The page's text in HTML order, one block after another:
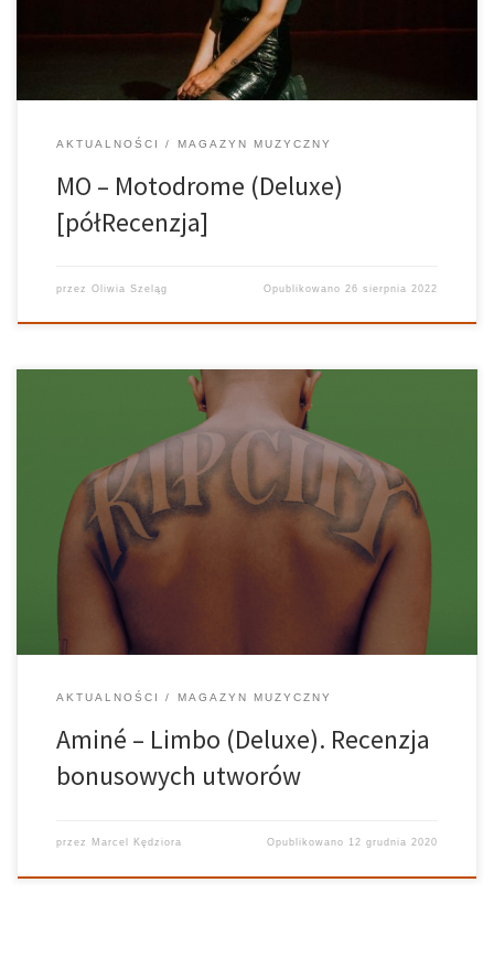
AKTUALNOŚCI MAGAZYN MUZYCZNY
MO – Motodrome (Deluxe)
[półRecenzja]
przez Oliwia Szeląg Opublikowano 26 sierpnia 2022
Po czterech miesiącach od wydania swojego drugiego albumu
studyjnego, Aminé raczy nas wersją rozszerzoną płyty. Czy nowe
kawałki sprawiają, że zyskuje ona na wartości? Czy podnoszą
jeszcze wyżej poziom tego dobrze ocenianego materiału? Może
jest właśnie na odwrót i artysta […]
AKTUALNOŚCI MAGAZYN MUZYCZNY
Aminé – Limbo (Deluxe). Recenzja
bonusowych utworów
przez Marcel Kędziora Opublikowano 12 grudnia 2020